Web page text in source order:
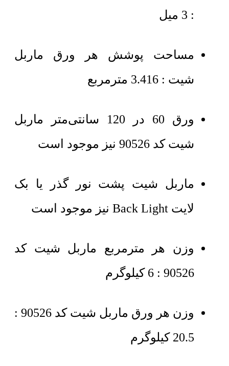
: 3 میل
مساحت پوشش هر ورق ماربل
شیت : 3.416 مترمربع
ورق 60 در 120 سانتی‌متر ماربل
شیت کد 90526 نیز موجود است
ماربل شیت پشت نور گذر یا بک
لایت Back Light نیز موجود است
وزن هر مترمربع ماربل شیت کد
90526 : 6 کیلوگرم
وزن هر ورق ماربل شیت کد 90526 :
20.5 کیلوگرم